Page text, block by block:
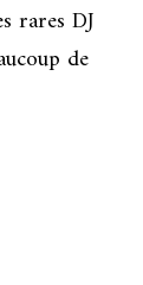
rares DJ
de